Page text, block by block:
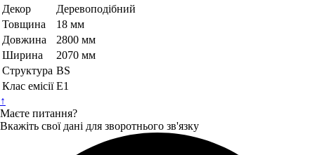
Декор
Деревоподібний
Товщина
18 мм
Довжина
2800 мм
Ширина
2070 мм
Структура BS
Клас емісії Е1
↑
Маєте питання?
Вкажіть свої дані для зворотнього зв'язку